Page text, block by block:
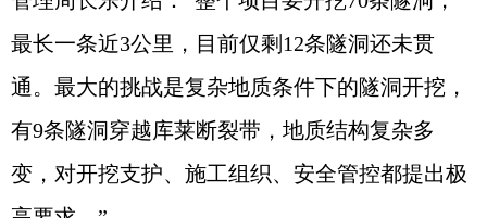
最长一条近3公里，目前仅剩12条隧洞还未贯
通。最大的挑战是复杂地质条件下的隧洞开挖，
有9条隧洞穿越库莱断裂带，地质结构复杂多
变，对开挖支护、施工组织、安全管控都提出极